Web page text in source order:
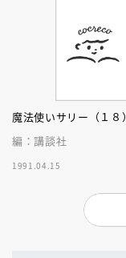
魔法使いサリー（１８）
編：講談社
1991.04.15